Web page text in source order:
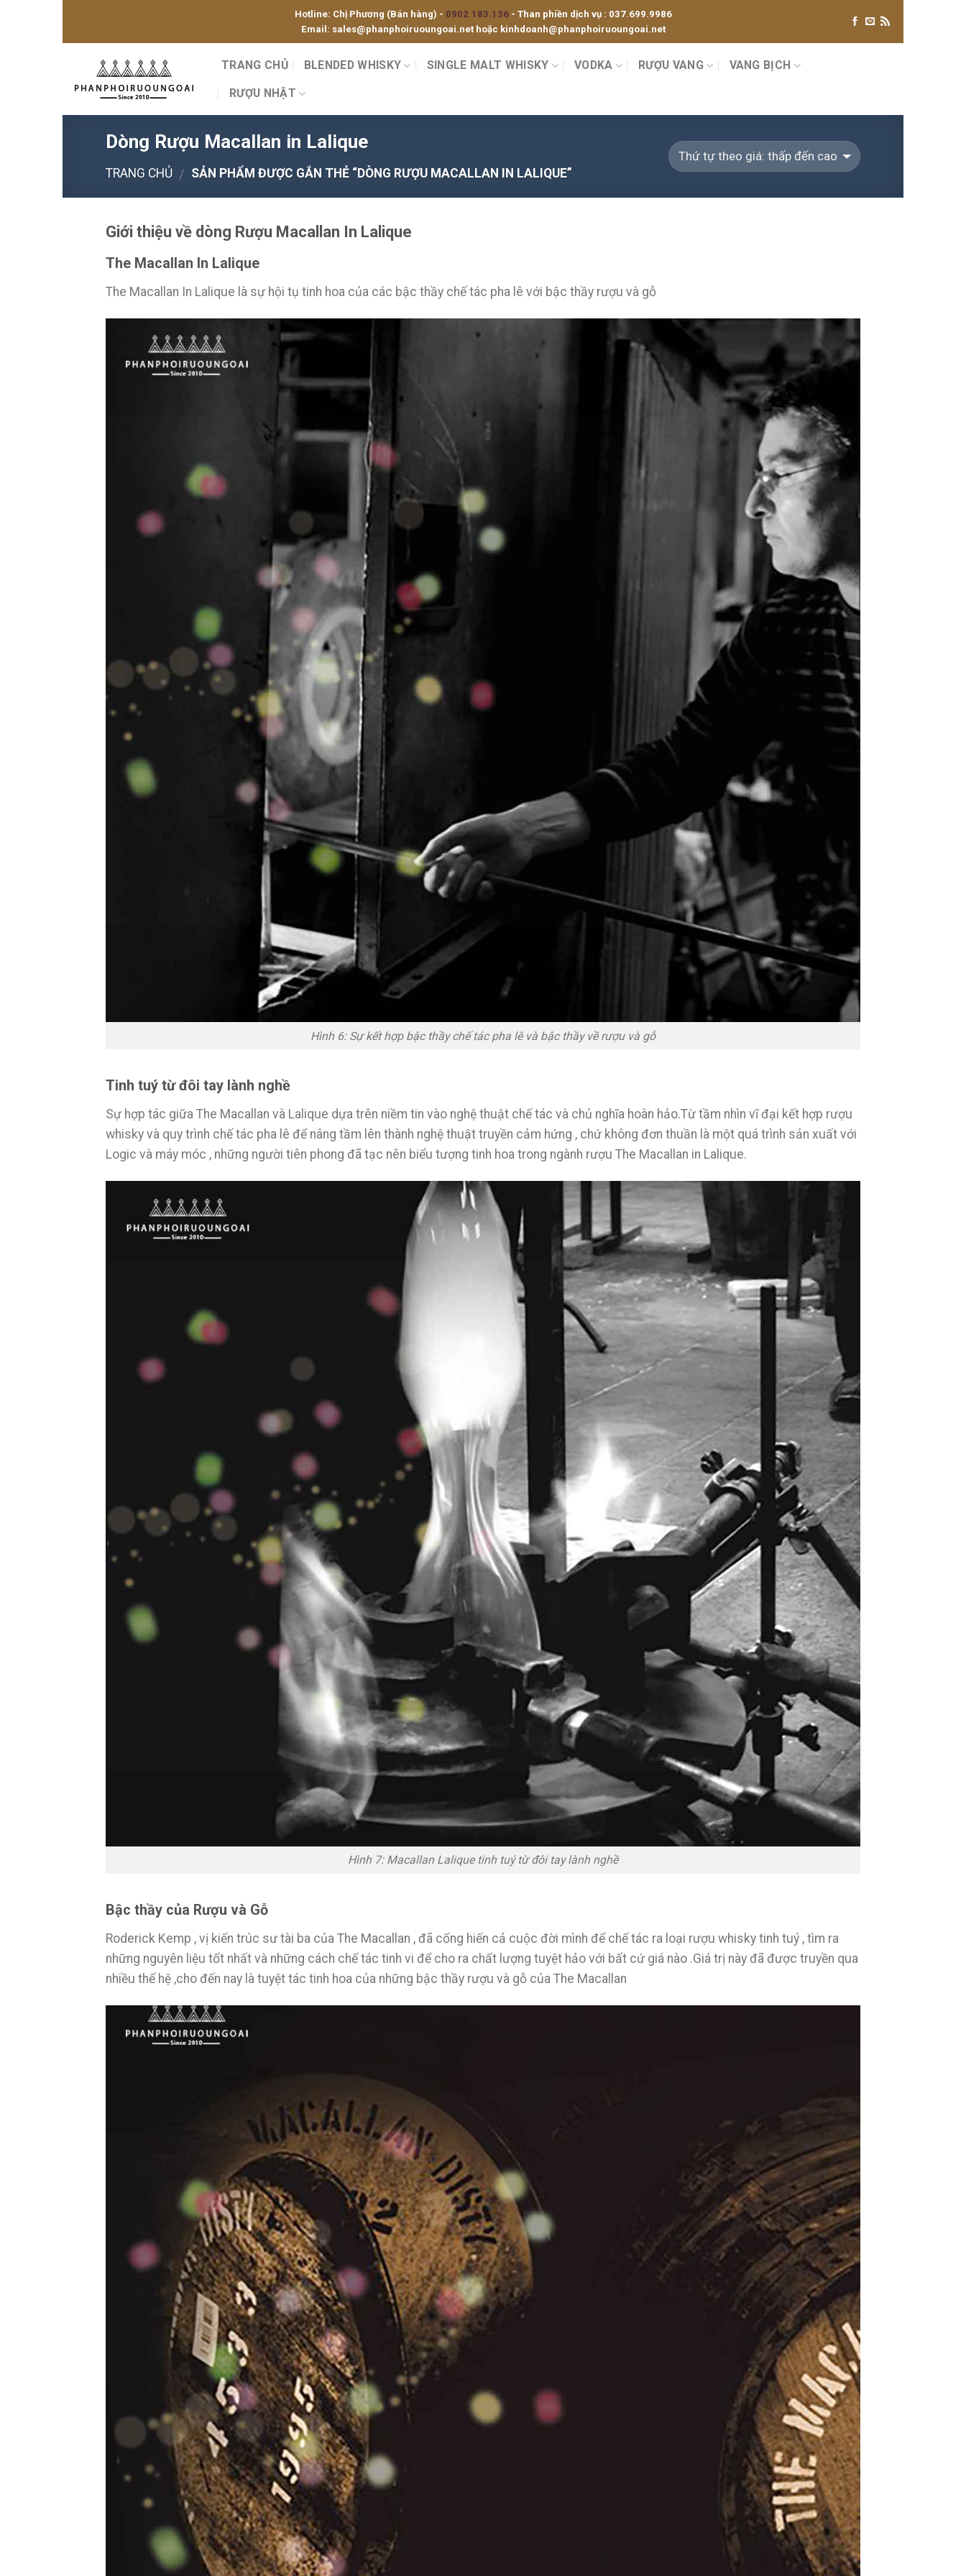
Hotline: Chị Phương (Bán hàng) - 0902.183.136 - Than phiền dịch vụ : 037.699.9986
Email: sales@phanphoiruoungoai.nethoặc kinhdoanh@phanphoiruoungoai.net
TRANG CHỦ BLENDED WHISKY SINGLE MALT WHISKY VODKA RƯỢU VANG VANG BỊCH
RƯỢU NHẬT
Dòng Rượu Macallan in Lalique
TRANG CHỦ / SẢN PHẨM ĐƯỢC GẮN THẺ “DÒNG RƯỢU MACALLAN IN LALIQUE”
Giới thiệu về dòng Rượu Macallan In Lalique
The Macallan In Lalique
The Macallan In Lalique là sự hội tụ tinh hoa của các bậc thầy chế tác pha lê với bậc thầy rượu và gỗ
Hình 6: Sự kết hợp bậc thầy chế tác pha lê và bậc thầy về rượu và gỗ
Tinh tuý từ đôi tay lành nghề
Sự hợp tác giữa The Macallan và Lalique dựa trên niềm tin vào nghệ thuật chế tác và chủ nghĩa hoàn hảo.Từ tầm nhìn vĩ đại kết hợp rượu
whisky và quy trình chế tác pha lê để nâng tầm lên thành nghệ thuật truyền cảm hứng , chứ không đơn thuần là một quá trình sản xuất với
Logic và máy móc , những người tiên phong đã tạc nên biểu tượng tinh hoa trong ngành rượu The Macallan in Lalique.
Hình 7: Macallan Lalique tinh tuý từ đôi tay lành nghề
Bậc thầy của Rượu và Gỗ
Roderick Kemp , vị kiến trúc sư tài ba của The Macallan , đã cống hiến cả cuộc đời mình để chế tác ra loại rượu whisky tinh tuý , tìm ra
những nguyên liệu tốt nhất và những cách chế tác tinh vi để cho ra chất lượng tuyệt hảo với bất cứ giá nào .Giá trị này đã được truyền qua
nhiều thế hệ ,cho đến nay là tuyệt tác tinh hoa của những bậc thầy rượu và gỗ của The Macallan